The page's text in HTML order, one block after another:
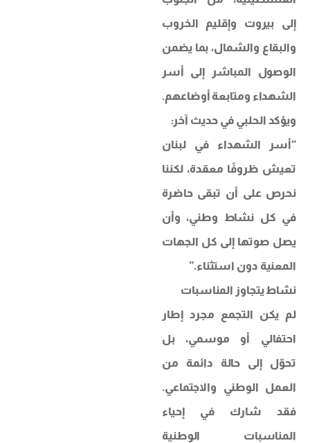
إلى بيروت وإقليم الخروب
والبقاع والشمال، بما يضمن
الوصول المباشر إلى أسر
الشهداء ومتابعة أوضاعهم.
ويؤكد الحلبي في حديث آخر:
“أسر الشهداء في لبنان
تعيش ظروفًا معقدة، لكننا
نحرص على أن تبقى حاضرة
في كل نشاط وطني، وأن
يصل صوتها إلى كل الجهات
المعنية دون استثناء.”
نشاط يتجاوز المناسبات
لم يكن التجمع مجرد إطار
احتفالي أو موسمي، بل
تحوّل إلى حالة دائمة من
العمل الوطني والاجتماعي.
فقد شارك في إحياء
المناسبات الوطنية